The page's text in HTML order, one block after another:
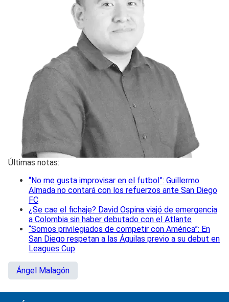
Últimas notas:
“No me gusta improvisar en el futbol”: Guillermo
Almada no contará con los refuerzos ante San Diego
FC
¿Se cae el fichaje? David Ospina viajó de emergencia
a Colombia sin haber debutado con el Atlante
“Somos privilegiados de competir con América”: En
San Diego respetan a las Águilas previo a su debut en
Leagues Cup
Ángel Malagón